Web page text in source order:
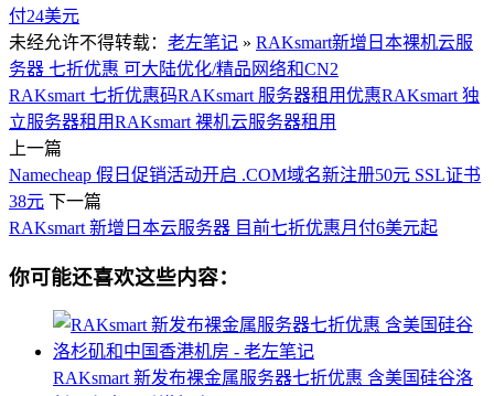
付24美元
未经允许不得转载： 老左笔记 » RAKsmart新增日本裸机云服
务器 七折优惠 可大陆优化/精品网络和CN2
RAKsmart 七折优惠码RAKsmart 服务器租用优惠RAKsmart 独
立服务器租用RAKsmart 裸机云服务器租用
上一篇
Namecheap 假日促销活动开启 .COM域名新注册50元 SSL证书
38元 下一篇
RAKsmart 新增日本云服务器 目前七折优惠月付6美元起
你可能还喜欢这些内容：
RAKsmart 新发布裸金属服务器七折优惠 含美国硅谷洛